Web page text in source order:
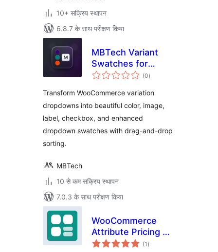
10+ सक्रिय स्थापन
6.8.7 के साथ परीक्षण किया
MBTech Variant
Swatches for
WooCommerce
(0कुल
दर)
Transform WooCommerce variation
dropdowns into beautiful color, image,
label, checkbox, and enhanced
dropdown swatches with drag-and-drop
sorting.
MBTech
10 से कम सक्रिय स्थापन
7.0.3 के साथ परीक्षण किया
WooCommerce
Attribute Pricing —
PriceBlueprint
(1 कुल
दर)